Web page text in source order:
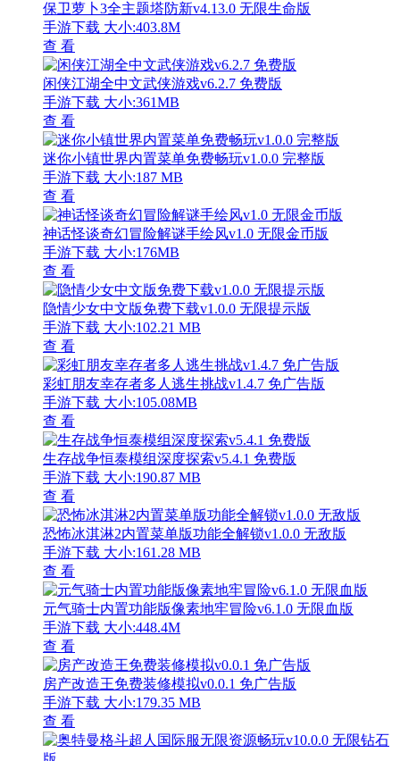
保卫萝卜3全主题塔防新v4.13.0 无限生命版
手游下载 大小:403.8M
查 看
闲侠江湖全中文武侠游戏v6.2.7 免费版
手游下载 大小:361MB
查 看
迷你小镇世界内置菜单免费畅玩v1.0.0 完整版
手游下载 大小:187 MB
查 看
神话怪谈奇幻冒险解谜手绘风v1.0 无限金币版
手游下载 大小:176MB
查 看
隐情少女中文版免费下载v1.0.0 无限提示版
手游下载 大小:102.21 MB
查 看
彩虹朋友幸存者多人逃生挑战v1.4.7 免广告版
手游下载 大小:105.08MB
查 看
生存战争恒泰模组深度探索v5.4.1 免费版
手游下载 大小:190.87 MB
查 看
恐怖冰淇淋2内置菜单版功能全解锁v1.0.0 无敌版
手游下载 大小:161.28 MB
查 看
元气骑士内置功能版像素地牢冒险v6.1.0 无限血版
手游下载 大小:448.4M
查 看
房产改造王免费装修模拟v0.0.1 免广告版
手游下载 大小:179.35 MB
查 看